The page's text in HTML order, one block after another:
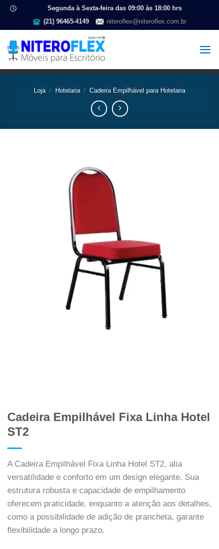
Segunda à Sexta-feira das 09:00 às 18:00 hrs
(21) 96465-4149
niteroflex@niteroflex.com.br
Loja / Hotelaria / Cadeira Empilhável para Hotelaria
Cadeira Empilhável Fixa Linha Hotel
ST2
A Cadeira Empilhável Fixa Linha Hotel ST2, alia
versatilidade e conforto em um design elegante. Sua
estrutura robusta e capacidade de empilhamento
oferecem praticidade, enquanto a atenção aos detalhes,
como a possibilidade de adição de prancheta, garante
flexibilidade a longo prazo.